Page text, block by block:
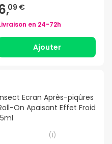
09 €
en 24-72h
Ajouter
Ecran Après-piqûres
On Apaisant Effet Froid
(1)